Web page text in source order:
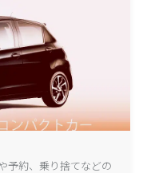
予約、乗り捨てなどの